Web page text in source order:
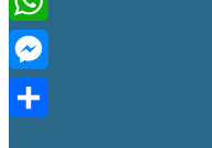
WhatsApp
Messenger